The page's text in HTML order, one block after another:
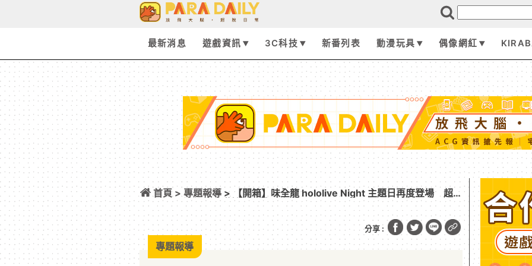
最新消息 遊戲資訊 3C科技 新番列表 動漫玩具 偶像網紅
首頁 >專題報導 > 【開箱】味全龍 hololive Night 主題日再度登場 超
逗趣熊瑪琳精彩開球不能錯過！
分享 :
專題報導